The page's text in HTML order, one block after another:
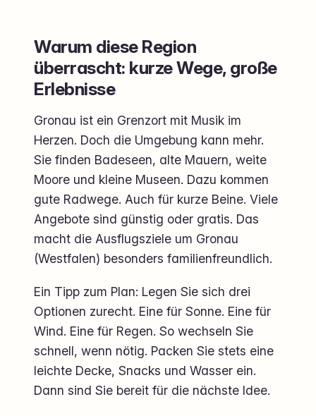
Warum diese Region
überrascht: kurze Wege, große
Erlebnisse
Gronau ist ein Grenzort mit Musik im
Herzen. Doch die Umgebung kann mehr.
Sie finden Badeseen, alte Mauern, weite
Moore und kleine Museen. Dazu kommen
gute Radwege. Auch für kurze Beine. Viele
Angebote sind günstig oder gratis. Das
macht die Ausflugsziele um Gronau
(Westfalen) besonders familienfreundlich.
Ein Tipp zum Plan: Legen Sie sich drei
Optionen zurecht. Eine für Sonne. Eine für
Wind. Eine für Regen. So wechseln Sie
schnell, wenn nötig. Packen Sie stets eine
leichte Decke, Snacks und Wasser ein.
Dann sind Sie bereit für die nächste Idee.